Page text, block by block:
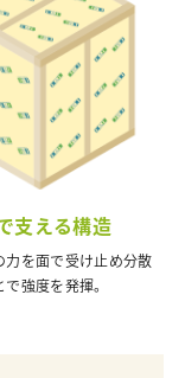
支える構造
力を面で受け止め分散
強度を発揮。